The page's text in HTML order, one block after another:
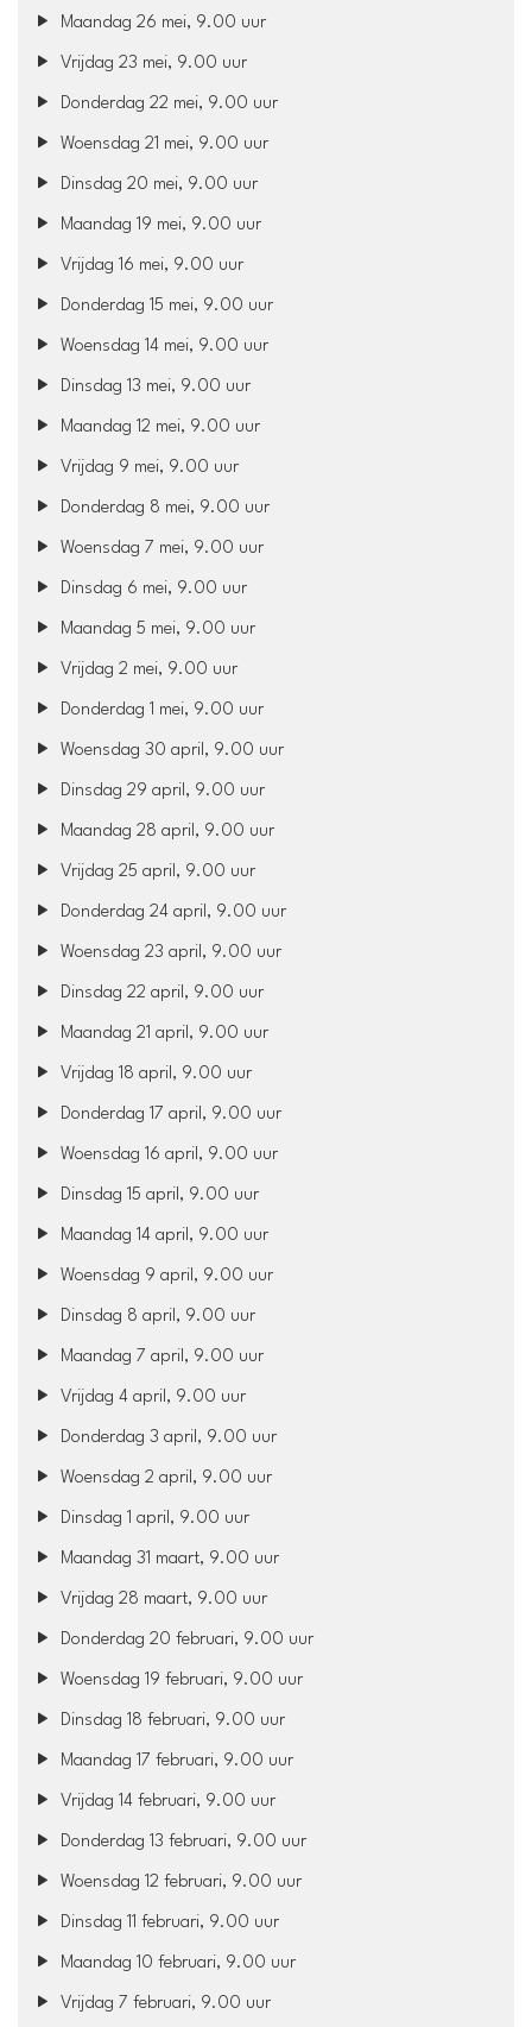
Maandag 26 mei, 9.00 uur
Vrijdag 23 mei, 9.00 uur
Donderdag 22 mei, 9.00 uur
Woensdag 21 mei, 9.00 uur
Dinsdag 20 mei, 9.00 uur
Maandag 19 mei, 9.00 uur
Vrijdag 16 mei, 9.00 uur
Donderdag 15 mei, 9.00 uur
Woensdag 14 mei, 9.00 uur
Dinsdag 13 mei, 9.00 uur
Maandag 12 mei, 9.00 uur
Vrijdag 9 mei, 9.00 uur
Donderdag 8 mei, 9.00 uur
Woensdag 7 mei, 9.00 uur
Dinsdag 6 mei, 9.00 uur
Maandag 5 mei, 9.00 uur
Vrijdag 2 mei, 9.00 uur
Donderdag 1 mei, 9.00 uur
Woensdag 30 april, 9.00 uur
Dinsdag 29 april, 9.00 uur
Maandag 28 april, 9.00 uur
Vrijdag 25 april, 9.00 uur
Donderdag 24 april, 9.00 uur
Woensdag 23 april, 9.00 uur
Dinsdag 22 april, 9.00 uur
Maandag 21 april, 9.00 uur
Vrijdag 18 april, 9.00 uur
Donderdag 17 april, 9.00 uur
Woensdag 16 april, 9.00 uur
Dinsdag 15 april, 9.00 uur
Maandag 14 april, 9.00 uur
Woensdag 9 april, 9.00 uur
Dinsdag 8 april, 9.00 uur
Maandag 7 april, 9.00 uur
Vrijdag 4 april, 9.00 uur
Donderdag 3 april, 9.00 uur
Woensdag 2 april, 9.00 uur
Dinsdag 1 april, 9.00 uur
Maandag 31 maart, 9.00 uur
Vrijdag 28 maart, 9.00 uur
Donderdag 20 februari, 9.00 uur
Woensdag 19 februari, 9.00 uur
Dinsdag 18 februari, 9.00 uur
Maandag 17 februari, 9.00 uur
Vrijdag 14 februari, 9.00 uur
Donderdag 13 februari, 9.00 uur
Woensdag 12 februari, 9.00 uur
Dinsdag 11 februari, 9.00 uur
Maandag 10 februari, 9.00 uur
Vrijdag 7 februari, 9.00 uur